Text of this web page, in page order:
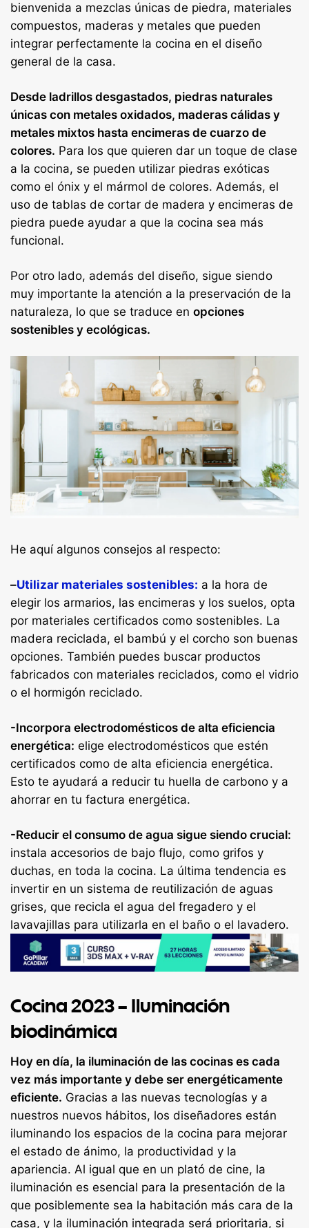
bienvenida a mezclas únicas de piedra, materiales
compuestos, maderas y metales que pueden
integrar perfectamente la cocina en el diseño
general de la casa.
Desde ladrillos desgastados, piedras naturales
únicas con metales oxidados, maderas cálidas y
metales mixtos hasta encimeras de cuarzo de
colores. Para los que quieren dar un toque de clase
a la cocina, se pueden utilizar piedras exóticas
como el ónix y el mármol de colores. Además, el
uso de tablas de cortar de madera y encimeras de
piedra puede ayudar a que la cocina sea más
funcional.
Por otro lado, además del diseño, sigue siendo
muy importante la atención a la preservación de la
naturaleza, lo que se traduce en opciones
sostenibles y ecológicas.
He aquí algunos consejos al respecto:
–Utilizar materiales sostenibles: a la hora de
elegir los armarios, las encimeras y los suelos, opta
por materiales certificados como sostenibles. La
madera reciclada, el bambú y el corcho son buenas
opciones. También puedes buscar productos
fabricados con materiales reciclados, como el vidrio
o el hormigón reciclado.
-Incorpora electrodomésticos de alta eficiencia
energética: elige electrodomésticos que estén
certificados como de alta eficiencia energética.
Esto te ayudará a reducir tu huella de carbono y a
ahorrar en tu factura energética.
-Reducir el consumo de agua sigue siendo crucial:
instala accesorios de bajo flujo, como grifos y
duchas, en toda la cocina. La última tendencia es
invertir en un sistema de reutilización de aguas
grises, que recicla el agua del fregadero y el
lavavajillas para utilizarla en el baño o el lavadero.
Cocina 2023 – Iluminación
biodinámica
Hoy en día, la iluminación de las cocinas es cada
vez más importante y debe ser energéticamente
eficiente. Gracias a las nuevas tecnologías y a
nuestros nuevos hábitos, los diseñadores están
iluminando los espacios de la cocina para mejorar
el estado de ánimo, la productividad y la
apariencia. Al igual que en un plató de cine, la
iluminación es esencial para la presentación de la
que posiblemente sea la habitación más cara de la
casa, y la iluminación integrada será prioritaria, si